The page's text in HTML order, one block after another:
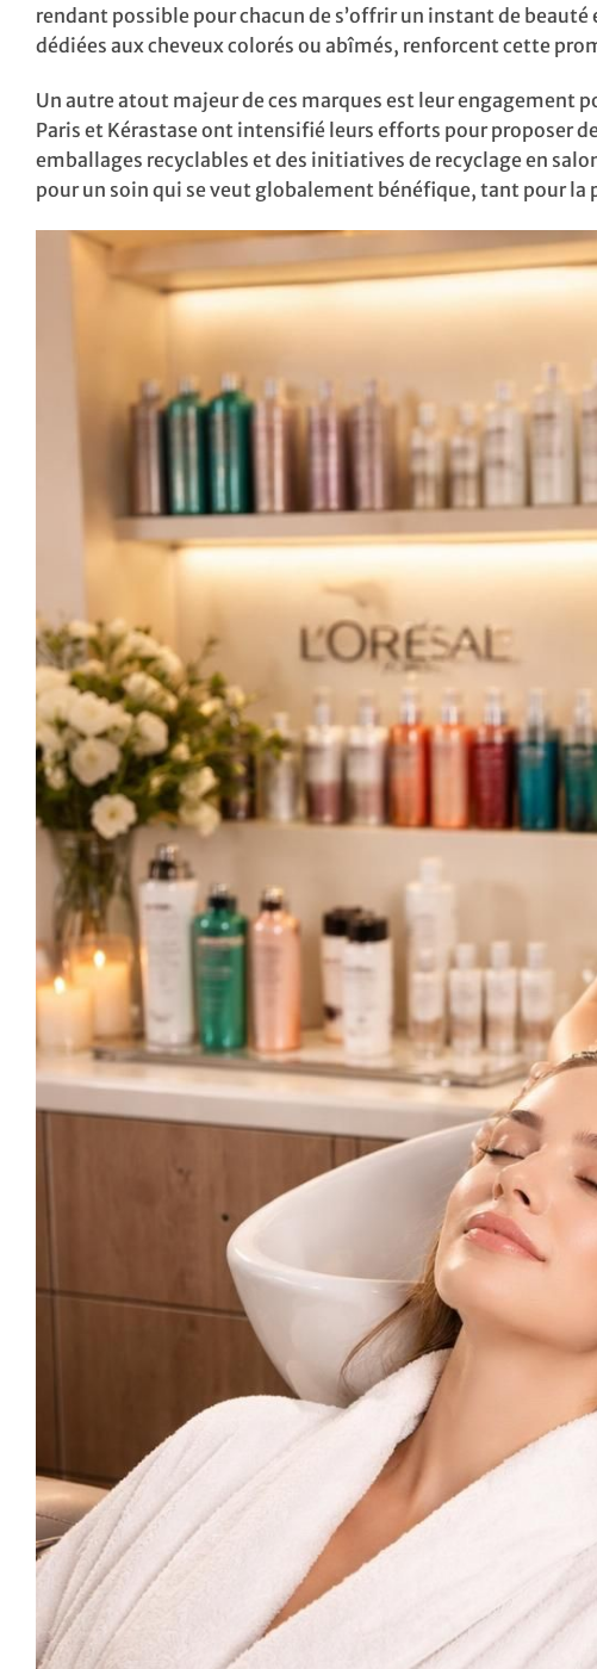
rendant possible pour chacun de s’offrir un instant de
dédiées aux cheveux colorés ou abîmés, renforcent cette
Un autre atout majeur de ces marques est leur engagement
Paris et Kérastase ont intensifié leurs efforts pour proposer
emballages recyclables et des initiatives de recyclage en
pour un soin qui se veut globalement bénéfique, tant pour la